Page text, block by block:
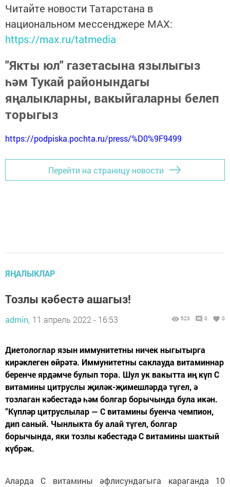
Читайте новости Татарстана в
национальном мессенджере MАХ:
https://max.ru/tatmedia
"Якты юл" газетасына язылыгыз
һәм Тукай районындагы
яңалыкларны, вакыйгаларны белеп
торыгыз
https://podpiska.pochta.ru/press/%D0%9F9499
Перейти на страницу новости
ЯҢАЛЫКЛАР
Тозлы кәбестә ашагыз!
admin, 11 апрель 2022 - 16:53 523 0 0
Диетологлар язын иммунитетны ничек ныгытырга
кирәклеген өйрәтә. Иммунитетны саклауда витаминнар
беренче ярдәмче булып тора. Шул ук вакытта иң күп С
витамины цитруслы җиләк-җимешләрдә түгел, ә
тозлаган кәбестәдә һәм болгар борычында була икән.
“Күпләр цитруслылар — С витамины буенча чемпион,
дип саный. Чынлыкта бу алай түгел, болгар
борычында, яки тозлы кәбестәдә С витамины шактый
күбрәк.
Аларда С витамины әфлисундагыга караганда 10